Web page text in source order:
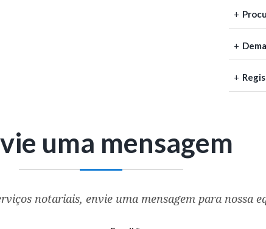
uma mensagem
notariais, envie uma mensagem para nossa